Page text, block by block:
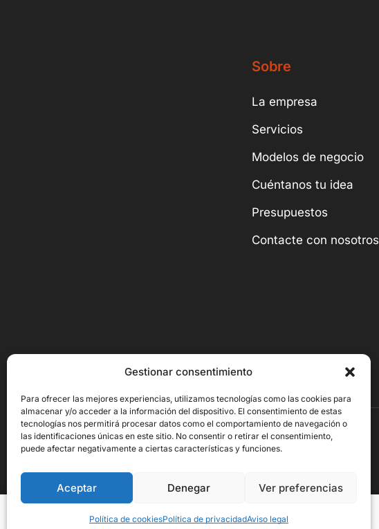
Gestionar consentimiento
Para ofrecer las mejores experiencias, utilizamos tecnologías como las cookies para
almacenar y/o acceder a la información del dispositivo. El consentimiento de estas
tecnologías nos permitirá procesar datos como el comportamiento de navegación o
las identificaciones únicas en este sitio. No consentir o retirar el consentimiento,
puede afectar negativamente a ciertas características y funciones.
Aceptar Denegar Ver preferencias
Política de cookiesPolítica de privacidadAviso legal
Mesa de Trabajo Acero inoxidab...
Sobre
La empresa
Servicios
Modelos de negocio
Cuéntanos tu idea
Presupuestos
Contacte con nosotros
Copyright © 2026 Ornito Hostelería